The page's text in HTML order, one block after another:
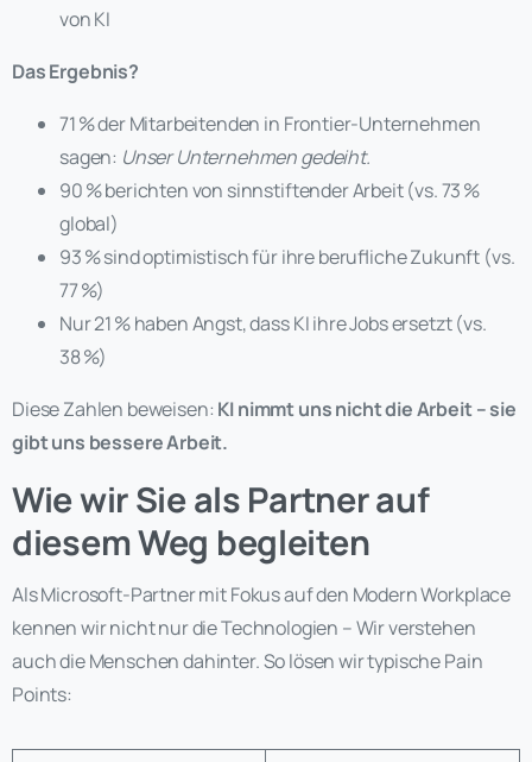
von KI
Das Ergebnis?
71 % der Mitarbeitenden in Frontier-Unternehmen
sagen: Unser Unternehmen gedeiht.
90 % berichten von sinnstiftender Arbeit (vs. 73 %
global)
93 % sind optimistisch für ihre berufliche Zukunft (vs.
77 %)
Nur 21 % haben Angst, dass KI ihre Jobs ersetzt (vs.
38 %)
Diese Zahlen beweisen: KI nimmt uns nicht die Arbeit – sie
gibt uns bessere Arbeit.
Wie wir Sie als Partner auf
diesem Weg begleiten
Als Microsoft-Partner mit Fokus auf den Modern Workplace
kennen wir nicht nur die Technologien – Wir verstehen
auch die Menschen dahinter. So lösen wir typische Pain
Points: